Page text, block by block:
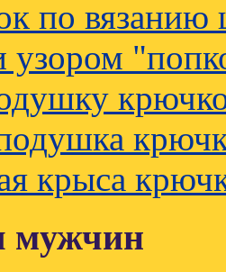
по
крыса
мужчин